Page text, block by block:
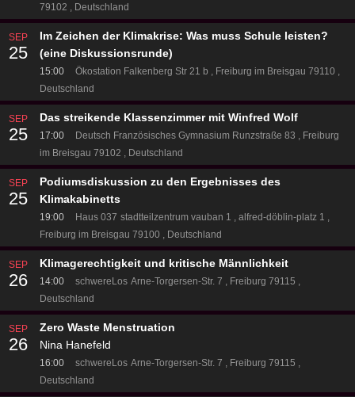
79102
Deutschland
SEP
25
Im Zeichen der Klimakrise: Was muss Schule leisten?
(eine Diskussionsrunde)
15:00 Ökostation Falkenberg Str 21 b
Freiburg im Breisgau 79110
Deutschland
SEP
25
Das streikende Klassenzimmer mit Winfred Wolf
17:00 Deutsch Französisches Gymnasium Runzstraße 83
Freiburg
im Breisgau 79102
Deutschland
SEP
25
Podiumsdiskussion zu den Ergebnisses des
Klimakabinetts
19:00 Haus 037 stadtteilzentrum vauban 1
alfred-döblin-platz 1
Freiburg im Breisgau 79100
Deutschland
SEP
26
Klimagerechtigkeit und kritische Männlichkeit
14:00 schwereLos Arne-Torgersen-Str. 7
Freiburg 79115
Deutschland
SEP
26
Zero Waste Menstruation
Nina Hanefeld
16:00 schwereLos Arne-Torgersen-Str. 7
Freiburg 79115
Deutschland